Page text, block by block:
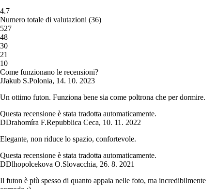
4.7
Numero totale di valutazioni (36)
527
48
30
21
10
Come funzionano le recensioni?
JJakub S.Polonia, 14. 10. 2023
Un ottimo futon. Funziona bene sia come poltrona che per dormire.
Questa recensione è stata tradotta automaticamente.
DDrahomíra F.Repubblica Ceca, 10. 11. 2022
Elegante, non riduce lo spazio, confortevole.
Questa recensione è stata tradotta automaticamente.
DDlhopolcekova O.Slovacchia, 26. 8. 2021
Il futon è più spesso di quanto appaia nelle foto, ma incredibilmente